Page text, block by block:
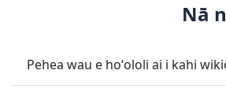
Nā
Pehea wau e hoʻololi ai i kahi